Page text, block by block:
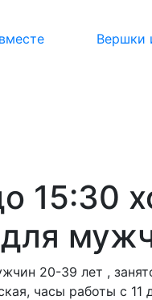
Вершки
15:30
20-39 лет ,
часы работы с 11